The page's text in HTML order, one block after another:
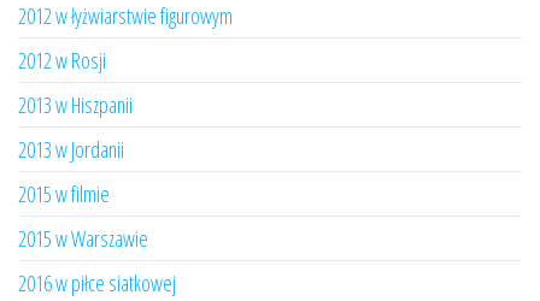
2012 w łyżwiarstwie figurowym
2012 w Rosji
2013 w Hiszpanii
2013 w Jordanii
2015 w filmie
2015 w Warszawie
2016 w piłce siatkowej